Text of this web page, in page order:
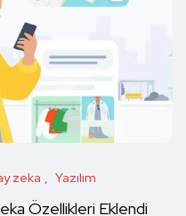
zeka Yazılım
Özellikleri Eklendi